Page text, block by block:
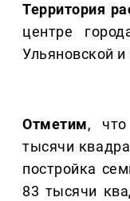
Территория
центре
Ульяновской
Отметим,
тысячи
постройка
83 тысячи